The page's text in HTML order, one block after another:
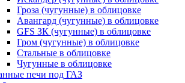
Гроза (чугунные) в облицовке
Авангард (чугунные) в облицовке
GFS ЗК (чугунные) в облицовке
Гром (чугунные) в облицовке
Стальные в облицовке
Чугунные в облицовке
печи под ГАЗ